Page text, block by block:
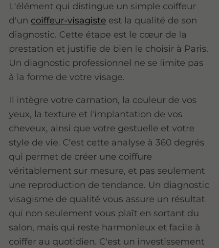
L'élément qui distingue un simple coiffeur
d'un coiffeur-visagiste est la qualité de son
diagnostic. Cette étape est le cœur de la
prestation et justifie de bien le choisir à Paris.
Un diagnostic professionnel ne se limite pas
à la forme de votre visage.
Il intègre votre carnation, la couleur de vos
yeux, la texture et l'implantation de vos
cheveux, ainsi que votre gestuelle et votre
style de vie. C'est cette analyse à 360 degrés
qui permet de créer une coiffure
véritablement sur mesure, et pas seulement
une reproduction de tendance. Un diagnostic
visagisme de qualité vous assure un résultat
qui non seulement vous plaît en sortant du
salon, mais qui reste harmonieux et facile à
coiffer au quotidien. C'est un investissement